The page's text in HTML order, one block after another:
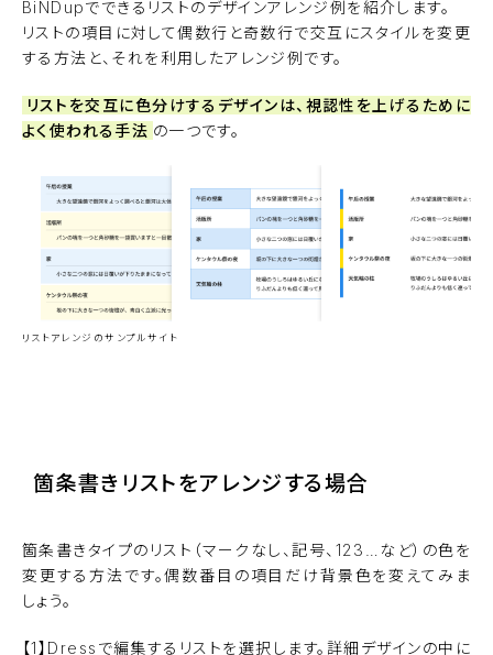
BiNDupでできるリストのデザインアレンジ例を紹介します。
リストの項目に対して偶数行と奇数行で交互にスタイルを変更
する方法と、それを利用したアレンジ例です。
リストを交互に色分けするデザインは、視認性を上げるために
よく使われる手法 の一つです。
リストアレンジのサンプルサイト
箇条書きリストをアレンジする場合
箇条書きタイプのリスト（マークなし、記号、123…など）の色を
変更する方法です。偶数番目の項目だけ背景色を変えてみま
しょう。
【1】Dressで編集するリストを選択します。詳細デザインの中に